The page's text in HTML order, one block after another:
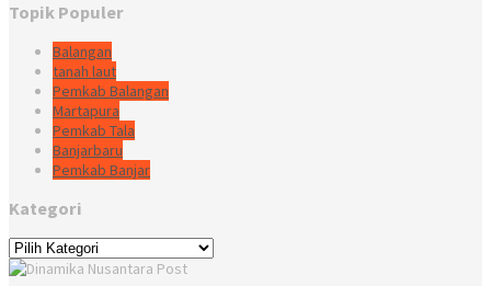
Topik Populer
Balangan
tanah laut
Pemkab Balangan
Martapura
Pemkab Tala
Banjarbaru
Pemkab Banjar
Kategori
Kategori